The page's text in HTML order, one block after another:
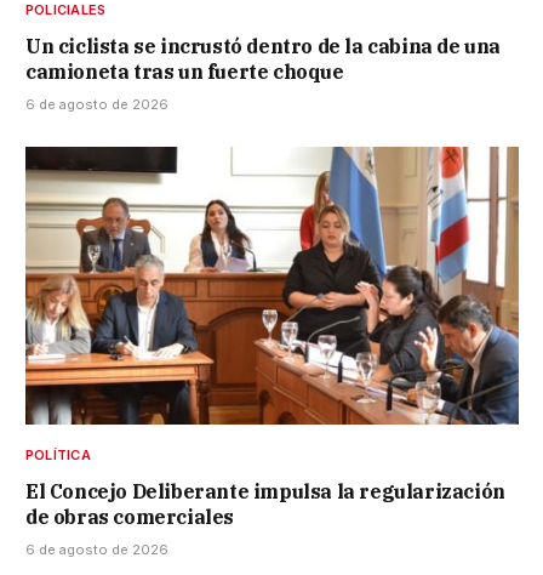
POLICIALES
Un ciclista se incrustó dentro de la cabina de una
camioneta tras un fuerte choque
6 de agosto de 2026
POLÍTICA
El Concejo Deliberante impulsa la regularización
de obras comerciales
6 de agosto de 2026